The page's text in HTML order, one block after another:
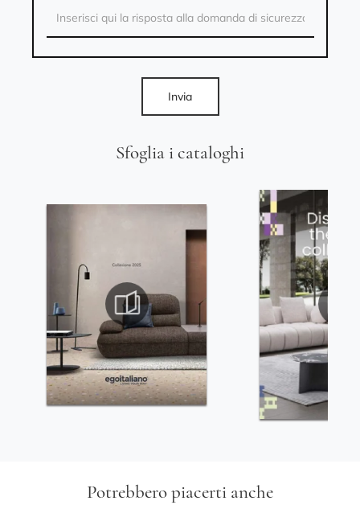
Sfoglia i cataloghi
Invia
Potrebbero piacerti anche